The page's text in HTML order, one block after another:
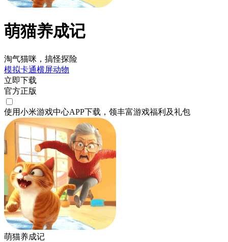
萌猫养成记
淘气猫咪，搞怪探险
模拟卡通横屏动物
立即下载
官方正版
使用小米游戏中心APP下载 ，领丰富游戏福利 及礼包
萌猫养成记